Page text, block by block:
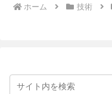
ホーム 技術